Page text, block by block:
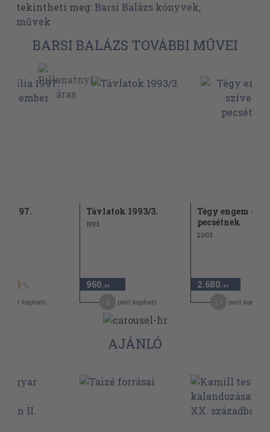
tekintheti meg:Barsi Balázs könyvek,
művek
BARSI BALÁZS TOVÁBBI MŰVEI
1997.
pont kapható
Távlatok 1993/3.
1993
960 ,-Ft
pont kapható
Tégy engem a
pecsétnek
2003
2.680 ,-Ft
pont kapható
AJÁNLÓ